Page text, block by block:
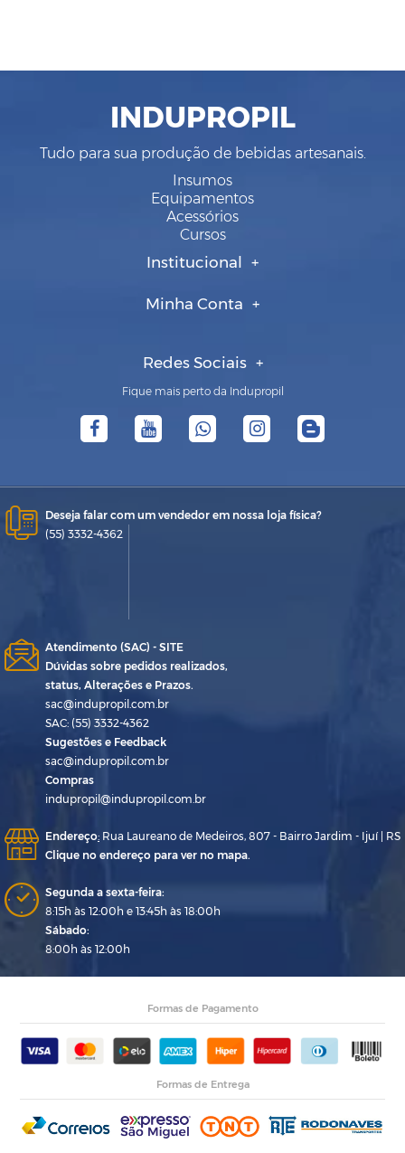
INDUPROPIL
Tudo para sua produção de bebidas artesanais.
Insumos
Equipamentos
Acessórios
Cursos
Institucional
Minha Conta
Redes Sociais
Fique mais perto da Indupropil
Deseja falar com um vendedor em nossa loja física?
(55) 3332-4362
Atendimento (SAC) - SITE
Dúvidas sobre pedidos realizados,
status, Alterações e Prazos.
sac@indupropil.com.br
SAC: (55) 3332-4362
Sugestões e Feedback
sac@indupropil.com.br
Compras
indupropil@indupropil.com.br
Endereço: Rua Laureano de Medeiros, 807 - Bairro Jardim - Ijuí | RS
Clique no endereço para ver no mapa.
Segunda a sexta-feira:
8:15h às 12:00h e 13:45h às 18:00h
Sábado:
8:00h às 12:00h
Formas de Pagamento
Formas de Entrega